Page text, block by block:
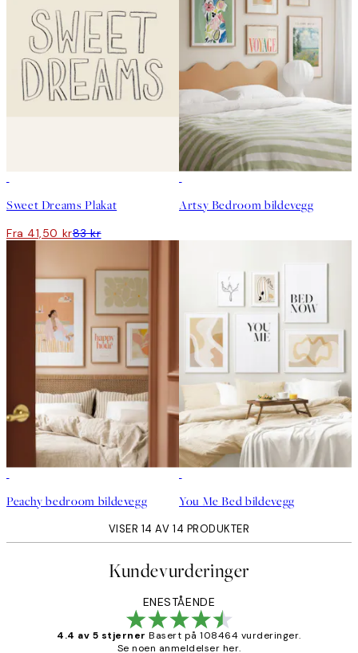
Sweet Dreams Plakat
Fra 41,50 kr83 kr
Artsy Bedroom bildevegg
Peachy bedroom bildevegg You Me Bed bildevegg
VISER 14 AV 14 PRODUKTER
Kundevurderinger
ENESTÅENDE
4.4 av 5 stjerner Basert på 108464 vurderinger.
Se noen anmeldelser her.